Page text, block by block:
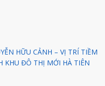
HỮU CẢNH – VỊ TRÍ TIỀM
KHU ĐÔ THỊ MỚI HÀ TIÊN